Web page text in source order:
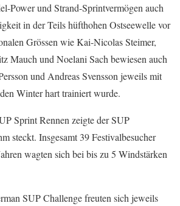
Power und Strand-Sprintvermögen auch
in der Teils hüfthohen Ostseewelle vor
Grössen wie Kai-Nicolas Steimer,
Mauch und Noelani Sach bewiesen auch
und Andreas Svensson jeweils mit
Winter hart trainiert wurde.
Sprint Rennen zeigte der SUP
steckt. Insgesamt 39 Festivalbesucher
wagten sich bei bis zu 5 Windstärken
SUP Challenge freuten sich jeweils